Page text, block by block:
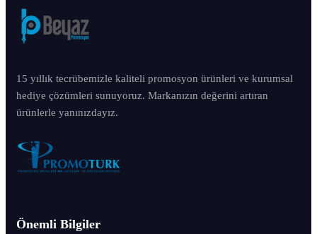
15 yıllık tecrübemizle kaliteli promosyon ürünleri ve kurumsal
hediye çözümleri sunuyoruz. Markanızın değerini artıran
ürünlerle yanınızdayız.
Önemli Bilgiler